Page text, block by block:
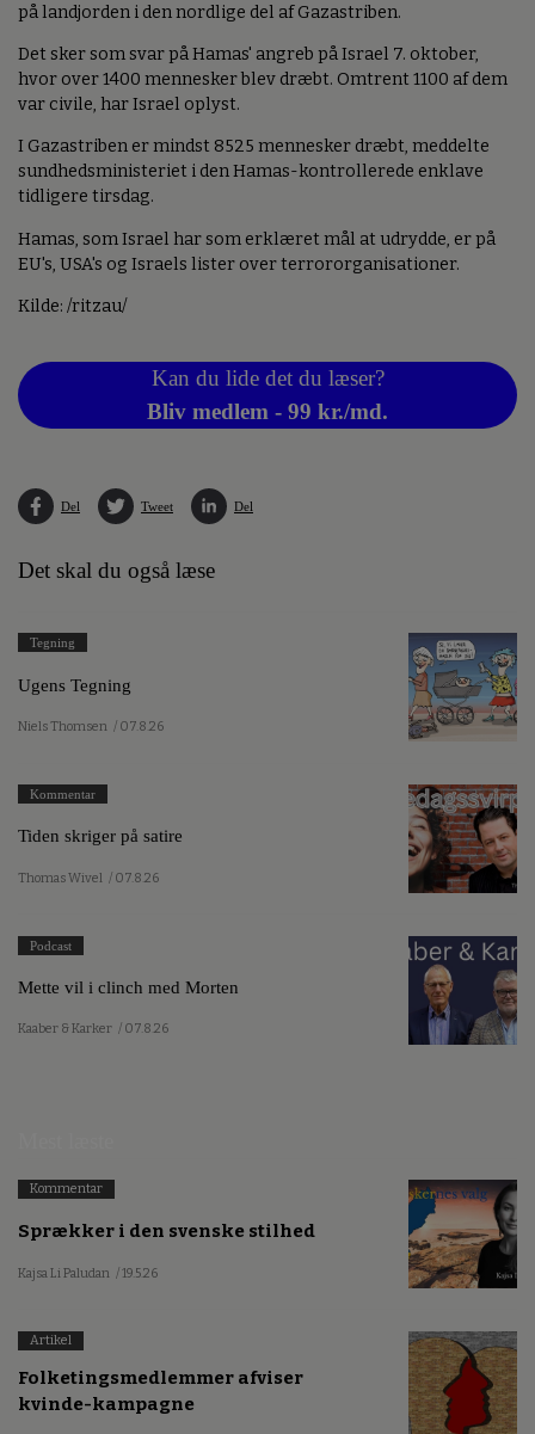
på landjorden i den nordlige del af Gazastriben.
Det sker som svar på Hamas' angreb på Israel 7. oktober,
hvor over 1400 mennesker blev dræbt. Omtrent 1100 af dem
var civile, har Israel oplyst.
I Gazastriben er mindst 8525 mennesker dræbt, meddelte
sundhedsministeriet i den Hamas-kontrollerede enklave
tidligere tirsdag.
Hamas, som Israel har som erklæret mål at udrydde, er på
EU's, USA's og Israels lister over terrororganisationer.
Kilde: /ritzau/
Kan du lide det du læser?
Bliv medlem - 99 kr./md.
Del Tweet Del
Det skal du også læse
Tegning
Ugens Tegning
Niels Thomsen / 07.8.26
Kommentar
Tiden skriger på satire
Thomas Wivel / 07.8.26
Podcast
Mette vil i clinch med Morten
Kaaber & Karker / 07.8.26
Kommentar
Sprækker i den svenske stilhed
Kajsa Li Paludan / 19.5.26
Artikel
Folketingsmedlemmer afviser
kvinde-kampagne